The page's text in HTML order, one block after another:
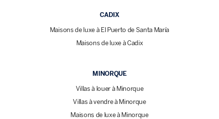
CADIX
Maisons de luxe à El Puerto de Santa María
Maisons de luxe à Cadix
MINORQUE
Villas à louer à Minorque
Villas à vendre à Minorque
Maisons de luxe à Minorque